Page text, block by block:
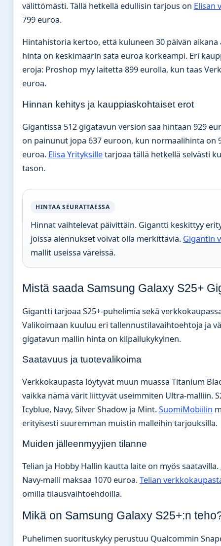
välittömästi. Tällä hetkellä edullisin tarjous on Elisan
799 euroa.
Hintahistoria kertoo, että kuluneen 30 päivän
hinta on keskimäärin sata euroa korkeampi. Eri
eroja: Proshop myy laitetta 899 eurolla, kun taas
euroa.
Hinnan kehitys ja kauppiaskohtaiset erot
Gigantissa 512 gigatavun version saa hintaan 929
on painunut jopa 637 euroon, kun normaalihinta on
euroa. Elisa Yrityksilletarjoaa tällä hetkellä selvästi
tason.
HINTAA SEURATTAESSA
Hinnat vaihtelevat päivittäin. Gigantti keskittyy
joissa alennukset voivat olla merkittäviä. Gigantin
mallit useissa väreissä.
Mistä saada Samsung Galaxy S25+
Gigantti tarjoaa S25+-puhelimia sekä
Valikoimaan kuuluu eri tallennustilavaihtoehtoja ja
gigatavun mallin hinta on kilpailukykyinen.
Saatavuus ja tuotevalikoima
Verkkokaupasta löytyvät muun muassa Titanium
vaikka nämä värit liittyvät useimmiten Ultra-malliin.
Icyblue, Navy, Silver Shadow ja Mint.SuomiMobiilin
erityisesti suuremman muistin malleihin tarjouksilla.
Muiden jälleenmyyjien tilanne
Telian ja Hobby Hallin kautta laite on myös saatavilla.
Navy-malli maksaa 1070 euroa.Telian
omilla tilausvaihtoehdoilla.
Mikä on Samsung Galaxy S25+:n
Puhelimen suorituskyky perustuu Qualcommin